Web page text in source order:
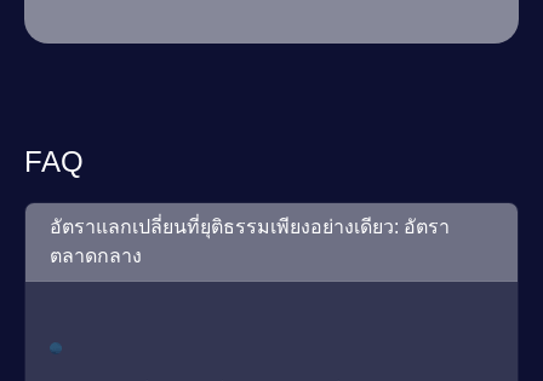
FAQ
อัตราแลกเปลี่ยนที่ยุติธรรมเพียงอย่างเดียว: อัตรา
ตลาดกลาง